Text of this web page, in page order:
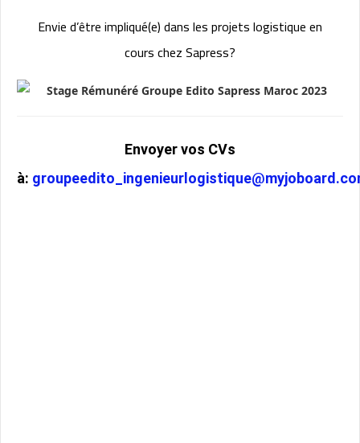
Envie d’être impliqué(e) dans les projets logistique en
cours chez Sapress?
Envoyer vos CVs
à: